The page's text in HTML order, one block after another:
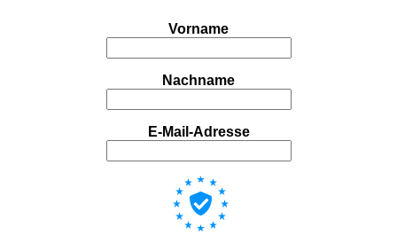
Vorname
Nachname
E-Mail-Adresse